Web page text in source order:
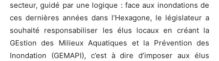
secteur, guidé par une logique : face aux inondations de
ces dernières années dans l’Hexagone, le législateur a
souhaité responsabiliser les élus locaux en créant la
GEstion des Milieux Aquatiques et la Prévention des
Inondation (GEMAPI), c’est à dire d’imposer aux élus